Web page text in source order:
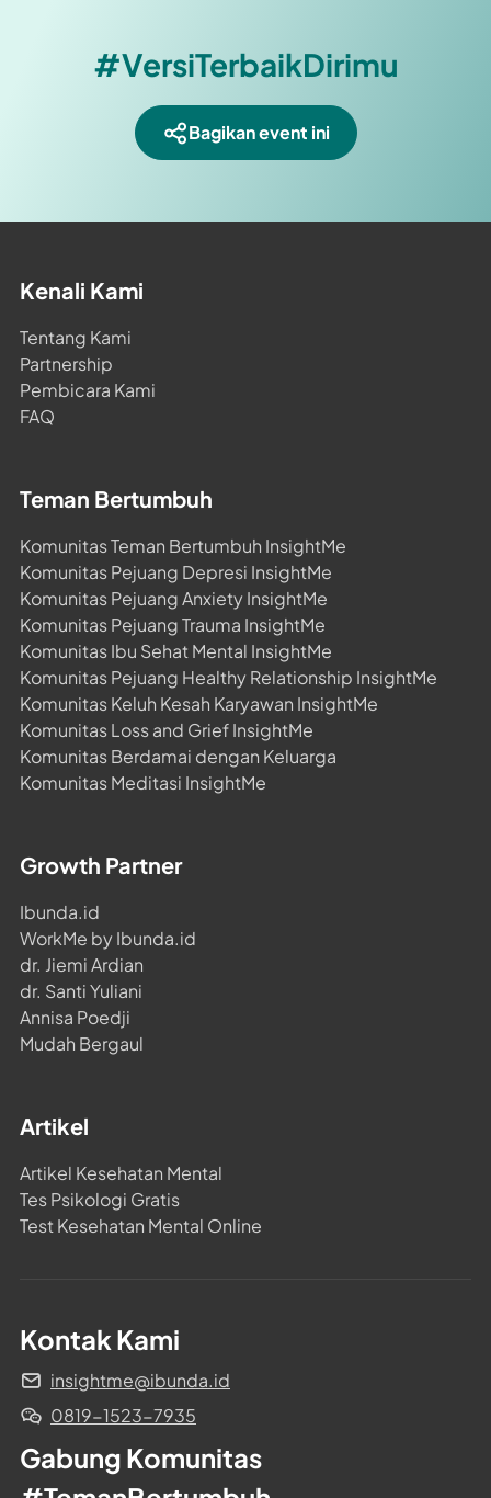
#VersiTerbaikDirimu
Bagikan event ini
Kenali Kami
Tentang Kami
Partnership
Pembicara Kami
FAQ
Teman Bertumbuh
Komunitas Teman Bertumbuh InsightMe
Komunitas Pejuang Depresi InsightMe
Komunitas Pejuang Anxiety InsightMe
Komunitas Pejuang Trauma InsightMe
Komunitas Ibu Sehat Mental InsightMe
Komunitas Pejuang Healthy Relationship InsightMe
Komunitas Keluh Kesah Karyawan InsightMe
Komunitas Loss and Grief InsightMe
Komunitas Berdamai dengan Keluarga
Komunitas Meditasi InsightMe
Growth Partner
Ibunda.id
WorkMe by Ibunda.id
dr. Jiemi Ardian
dr. Santi Yuliani
Annisa Poedji
Mudah Bergaul
Artikel
Artikel Kesehatan Mental
Tes Psikologi Gratis
Test Kesehatan Mental Online
Kontak Kami
insightme@ibunda.id
0819-1523-7935
Gabung Komunitas